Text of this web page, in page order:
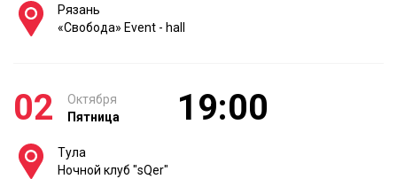
Рязань
«Свобода» Event - hall
02
Октября
Пятница
19:00
Тула
Ночной клуб "sQer"